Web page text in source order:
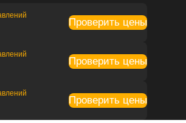
Проверить цены
Проверить цены
Проверить цены